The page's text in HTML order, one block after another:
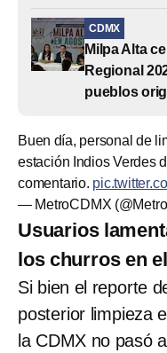
CDMX
Milpa Alta
Regional
pueblos
Buen día, personal de
estación Indios Verdes
comentario.
— MetroCDMX
Usuarios
los churros en
Si bien el reporte
posterior limpieza
la CDMX no pasó